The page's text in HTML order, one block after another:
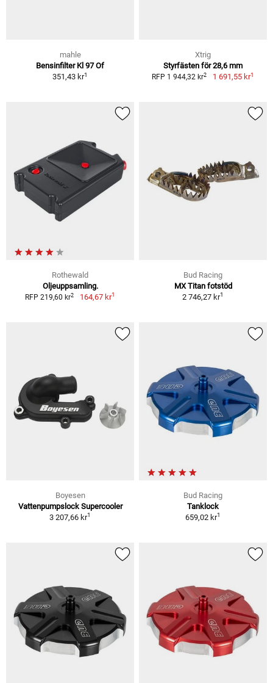
mahle
Bensinfilter Kl 97 Of
351,43 kr1
Xtrig
Styrfästen för 28,6 mm
RFP 1 944,32 kr2 1 691,55 kr1
Rothewald
Oljeuppsamling.
RFP 219,60 kr2 164,67 kr1
Bud Racing
MX Titan fotstöd
2 746,27 kr1
Boyesen
Vattenpumpslock Supercooler
3 207,66 kr1
Bud Racing
Tanklock
659,02 kr1